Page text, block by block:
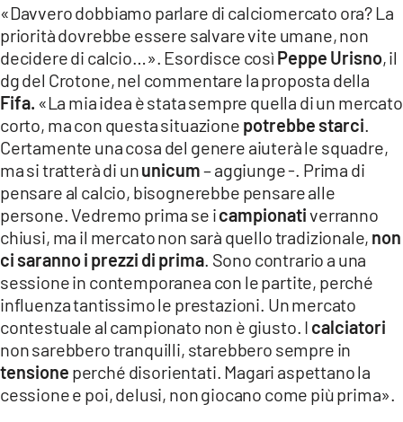
«Davvero dobbiamo parlare di calciomercato ora? La
priorità dovrebbe essere salvare vite umane, non
decidere di calcio…». Esordisce così Peppe Urisno, il
dg del Crotone, nel commentare la proposta della
Fifa. «La mia idea è stata sempre quella di un mercato
corto, ma con questa situazione potrebbe starci.
Certamente una cosa del genere aiuterà le squadre,
ma si tratterà di ununicum– aggiunge -. Prima di
pensare al calcio, bisognerebbe pensare alle
persone. Vedremo prima se icampionativerranno
chiusi, ma il mercato non sarà quello tradizionale, non
ci saranno i prezzi di prima. Sono contrario a una
sessione in contemporanea con le partite, perché
influenza tantissimo le prestazioni. Un mercato
contestuale al campionato non è giusto. I calciatori
non sarebbero tranquilli, starebbero sempre in
tensione perché disorientati. Magari aspettano la
cessione e poi, delusi, non giocano come più prima».